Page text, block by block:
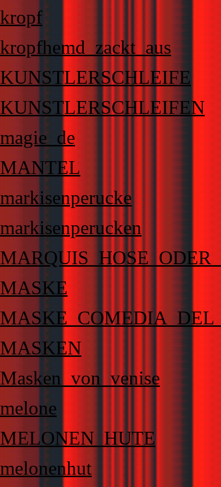
kropf
kropfhemd_zackt_aus
KUNSTLERSCHLEIFE
KUNSTLERSCHLEIFEN
magie_de
MANTEL
markisenperucke
markisenperucken
MASKE
MASKEN
Masken_von_venise
melone
MELONEN_HUTE
melonenhut